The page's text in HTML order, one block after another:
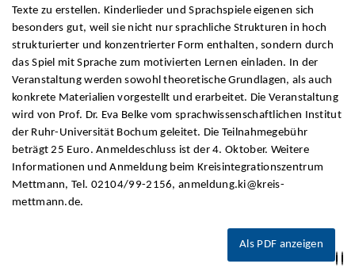
Texte zu erstellen. Kinderlieder und Sprachspiele eigenen sich
besonders gut, weil sie nicht nur sprachliche Strukturen in hoch
strukturierter und konzentrierter Form enthalten, sondern durch
das Spiel mit Sprache zum motivierten Lernen einladen. In der
Veranstaltung werden sowohl theoretische Grundlagen, als auch
konkrete Materialien vorgestellt und erarbeitet. Die Veranstaltung
wird von Prof. Dr. Eva Belke vom sprachwissenschaftlichen Institut
der Ruhr-Universität Bochum geleitet. Die Teilnahmegebühr
beträgt 25 Euro. Anmeldeschluss ist der 4. Oktober. Weitere
Informationen und Anmeldung beim Kreisintegrationszentrum
Mettmann, Tel. 02104/99-2156, anmeldung.ki@kreis-
mettmann.de.
Als PDF anzeigen